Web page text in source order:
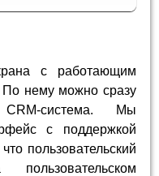
с работающим
нему можно сразу
система. Мы
с поддержкой
пользовательский